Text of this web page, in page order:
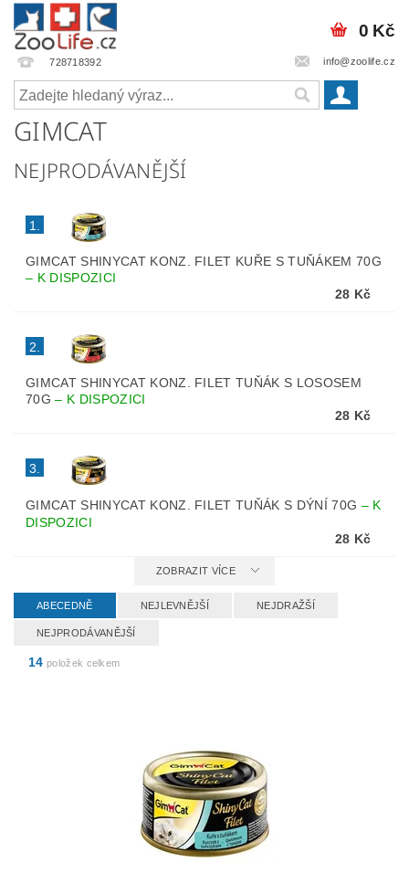
728718392 info@zoolife.cz
0 Kč
GIMCAT
NEJPRODÁVANĚJŠÍ
1.
GIMCAT SHINYCAT KONZ. FILET KUŘE S TUŇÁKEM 70G
– K DISPOZICI
28 Kč
2.
GIMCAT SHINYCAT KONZ. FILET TUŇÁK S LOSOSEM
70G– K DISPOZICI
28 Kč
3.
GIMCAT SHINYCAT KONZ. FILET TUŇÁK S DÝNÍ 70G – K
DISPOZICI
28 Kč
ZOBRAZIT VÍCE
ABECEDNĚ NEJLEVNĚJŠÍ NEJDRAŽŠÍ
NEJPRODÁVANĚJŠÍ
14 položek celkem